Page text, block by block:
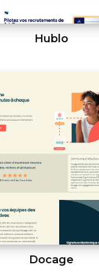
Hublo
Docage